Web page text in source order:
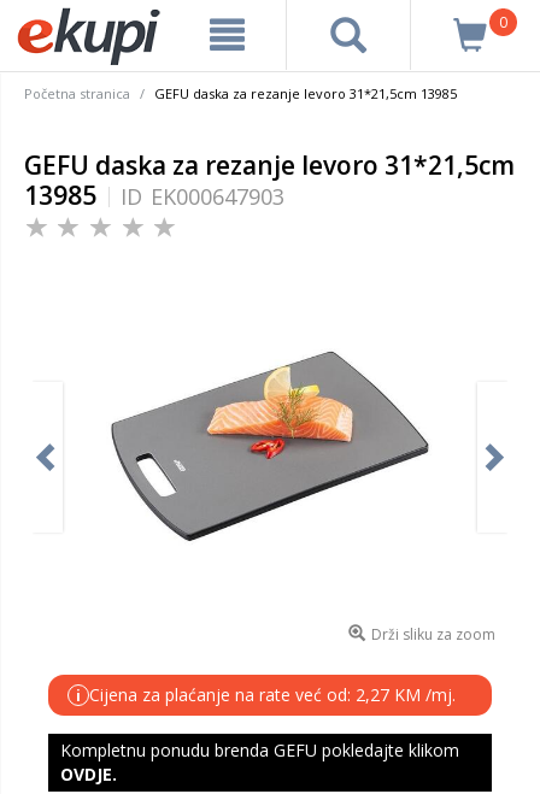
0
Početna stranica GEFU daska za rezanje levoro 31*21,5cm 13985
GEFU daska za rezanje levoro 31*21,5cm
13985
ID EK000647903
Drži sliku za zoom
i Cijena za plaćanje na rate već od: 2,27 KM /mj.
Kompletnu ponudu brenda GEFU pokledajte klikom
OVDJE.